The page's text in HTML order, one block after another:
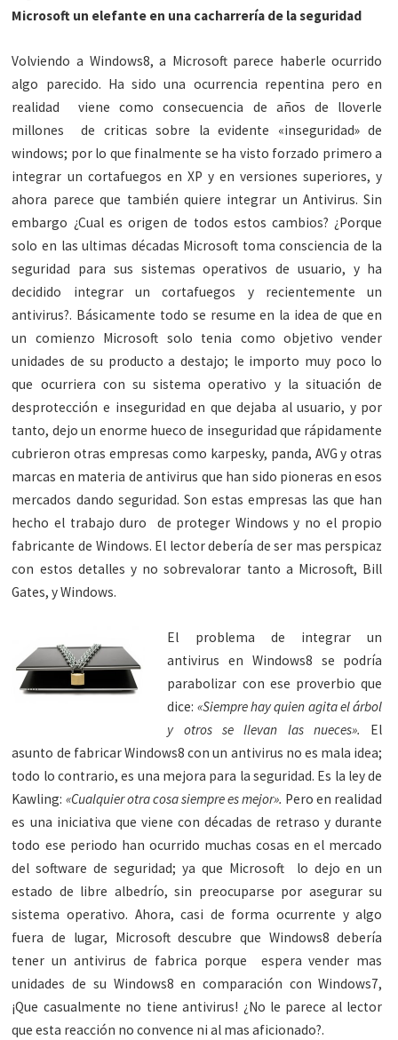
Microsoft un elefante en una cacharrería de la seguridad
Volviendo a Windows8, a Microsoft parece haberle ocurrido
algo parecido. Ha sido una ocurrencia repentina pero en
realidad viene como consecuencia de años de lloverle
millones de criticas sobre la evidente «inseguridad» de
windows; por lo que finalmente se ha visto forzado primero a
integrar un cortafuegos en XP y en versiones superiores, y
ahora parece que también quiere integrar un Antivirus. Sin
embargo ¿Cual es origen de todos estos cambios? ¿Porque
solo en las ultimas décadas Microsoft toma consciencia de la
seguridad para sus sistemas operativos de usuario, y ha
decidido integrar un cortafuegos y recientemente un
antivirus?. Básicamente todo se resume en la idea de que en
un comienzo Microsoft solo tenia como objetivo vender
unidades de su producto a destajo; le importo muy poco lo
que ocurriera con su sistema operativo y la situación de
desprotección e inseguridad en que dejaba al usuario, y por
tanto, dejo un enorme hueco de inseguridad que rápidamente
cubrieron otras empresas como karpesky, panda, AVG y otras
marcas en materia de antivirus que han sido pioneras en esos
mercados dando seguridad. Son estas empresas las que han
hecho el trabajo duro de proteger Windows y no el propio
fabricante de Windows. El lector debería de ser mas perspicaz
con estos detalles y no sobrevalorar tanto a Microsoft, Bill
Gates, y Windows.
El problema de integrar un
antivirus en Windows8 se podría
parabolizar con ese proverbio que
dice: «Siempre hay quien agita el árbol
y otros se llevan las nueces».
El
asunto de fabricar Windows8 con un antivirus no es mala idea;
todo lo contrario, es una mejora para la seguridad. Es la ley de
Kawling: «Cualquier otra cosa siempre es mejor». Pero en realidad
es una iniciativa que viene con décadas de retraso y durante
todo ese periodo han ocurrido muchas cosas en el mercado
del software de seguridad; ya que Microsoft lo dejo en un
estado de libre albedrío, sin preocuparse por asegurar su
sistema operativo. Ahora, casi de forma ocurrente y algo
fuera de lugar, Microsoft descubre que Windows8 debería
tener un antivirus de fabrica porque espera vender mas
unidades de su Windows8 en comparación con Windows7,
¡Que casualmente no tiene antivirus! ¿No le parece al lector
que esta reacción no convence ni al mas aficionado?.